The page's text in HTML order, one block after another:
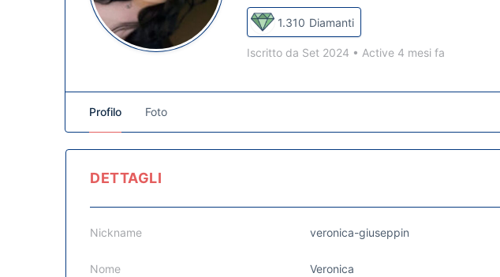
1.310 Diamanti
Iscritto da Set 2024 • Active 4 mesi fa
Profilo Foto
DETTAGLI
Nickname veronica-giuseppin
Nome Veronica